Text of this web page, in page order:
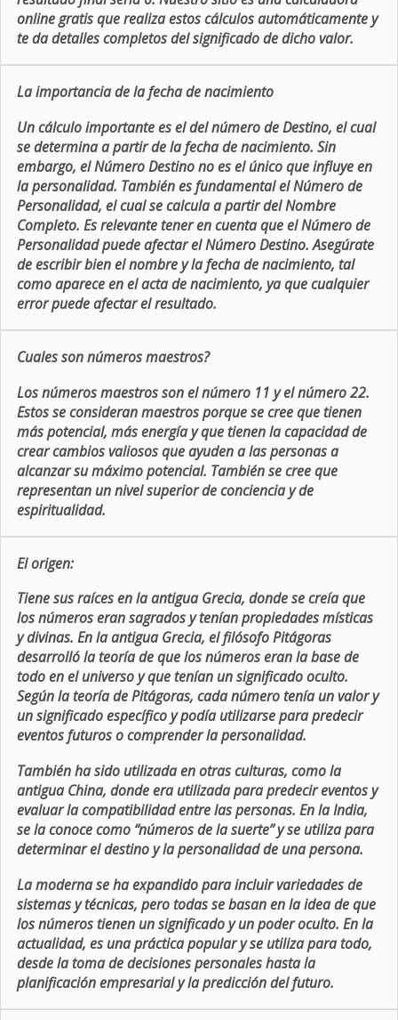
online gratis que realiza estos cálculos automáticamente y
te da detalles completos del significado de dicho valor.
La importancia de la fecha de nacimiento
Un cálculo importante es el del número de Destino, el cual
se determina a partir de la fecha de nacimiento. Sin
embargo, el Número Destino no es el único que influye en
la personalidad. También es fundamental el Número de
Personalidad, el cual se calcula a partir del Nombre
Completo. Es relevante tener en cuenta que el Número de
Personalidad puede afectar el Número Destino. Asegúrate
de escribir bien el nombre y la fecha de nacimiento, tal
como aparece en el acta de nacimiento, ya que cualquier
error puede afectar el resultado.
Cuales son números maestros?
Los números maestros son el número 11 y el número 22.
Estos se consideran maestros porque se cree que tienen
más potencial, más energía y que tienen la capacidad de
crear cambios valiosos que ayuden a las personas a
alcanzar su máximo potencial. También se cree que
representan un nivel superior de conciencia y de
espiritualidad.
El origen:
Tiene sus raíces en la antigua Grecia, donde se creía que
los números eran sagrados y tenían propiedades místicas
y divinas. En la antigua Grecia, el filósofo Pitágoras
desarrolló la teoría de que los números eran la base de
todo en el universo y que tenían un significado oculto.
Según la teoría de Pitágoras, cada número tenía un valor y
un significado específico y podía utilizarse para predecir
eventos futuros o comprender la personalidad.
También ha sido utilizada en otras culturas, como la
antigua China, donde era utilizada para predecir eventos y
evaluar la compatibilidad entre las personas. En la India,
se la conoce como “números de la suerte” y se utiliza para
determinar el destino y la personalidad de una persona.
La moderna se ha expandido para incluir variedades de
sistemas y técnicas, pero todas se basan en la idea de que
los números tienen un significado y un poder oculto. En la
actualidad, es una práctica popular y se utiliza para todo,
desde la toma de decisiones personales hasta la
planificación empresarial y la predicción del futuro.